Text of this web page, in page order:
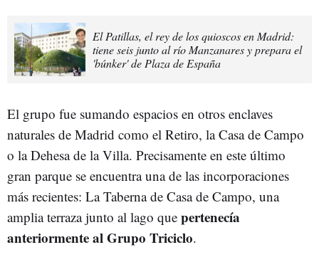
El Patillas, el rey de los quioscos en Madrid:
tiene seis junto al río Manzanares y prepara el
'búnker' de Plaza de España
El grupo fue sumando espacios en otros enclaves
naturales de Madrid como el Retiro, la Casa de Campo
o la Dehesa de la Villa. Precisamente en este último
gran parque se encuentra una de las incorporaciones
más recientes: La Taberna de Casa de Campo, una
amplia terraza junto al lago que pertenecía
anteriormente al Grupo Triciclo.